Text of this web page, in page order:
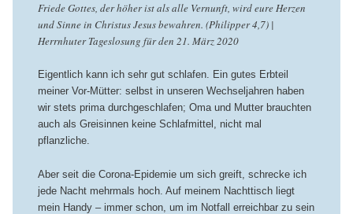
Friede Gottes, der höher ist als alle Vernunft, wird eure Herzen
und Sinne in Christus Jesus bewahren. (Philipper 4,7) |
Herrnhuter Tageslosung für den 21. März 2020
Eigentlich kann ich sehr gut schlafen. Ein gutes Erbteil
meiner Vor-Mütter: selbst in unseren Wechseljahren haben
wir stets prima durchgeschlafen; Oma und Mutter brauchten
auch als Greisinnen keine Schlafmittel, nicht mal
pflanzliche.
Aber seit die Corona-Epidemie um sich greift, schrecke ich
jede Nacht mehrmals hoch. Auf meinem Nachttisch liegt
mein Handy – immer schon, um im Notfall erreichbar zu sein